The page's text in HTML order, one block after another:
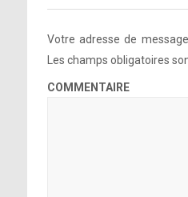
Votre adresse de
Les champs obligatoires
COMMENTAIRE